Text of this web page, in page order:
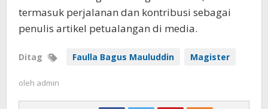
termasuk perjalanan dan kontribusi sebagai
penulis artikel petualangan di media.
Ditag Faulla Bagus Mauluddin Magister
oleh admin